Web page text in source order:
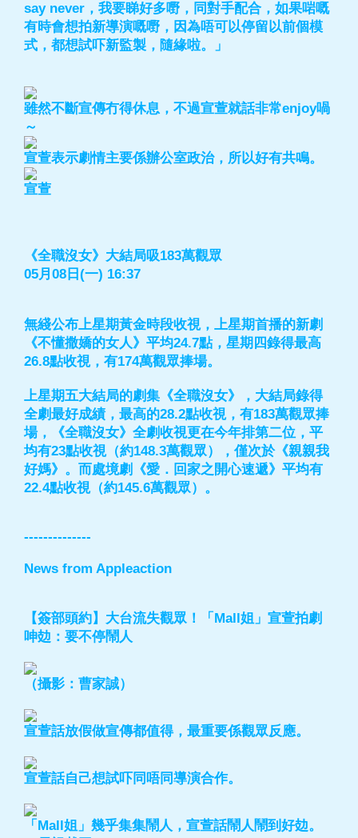
say never，我要睇好多嘢，同對手配合，如果啱嘅
有時會想拍新導演嘅嘢，因為唔可以停留以前個模
式，都想試吓新監製，隨緣啦。」
雖然不斷宣傳冇得休息，不過宣萱就話非常enjoy喎
～
宣萱表示劇情主要係辦公室政治，所以好有共鳴。
宣萱
《全職沒女》大結局吸183萬觀眾
05月08日(一) 16:37
無綫公布上星期黃金時段收視，上星期首播的新劇
《不懂撒嬌的女人》平均24.7點，星期四錄得最高
26.8點收視，有174萬觀眾捧場。
上星期五大結局的劇集《全職沒女》，大結局錄得
全劇最好成績，最高的28.2點收視，有183萬觀眾捧
場，《全職沒女》全劇收視更在今年排第二位，平
均有23點收視（約148.3萬觀眾），僅次於《親親我
好媽》。而處境劇《愛．回家之開心速遞》平均有
22.4點收視（約145.6萬觀眾）。
--------------
News from Appleaction
【簽部頭約】大台流失觀眾！「Mall姐」宣萱拍劇
呻攰：要不停鬧人
（攝影：曹家誠）
宣萱話放假做宣傳都值得，最重要係觀眾反應。
宣萱話自己想試吓同唔同導演合作。
「Mall姐」幾乎集集鬧人，宣萱話鬧人鬧到好攰。